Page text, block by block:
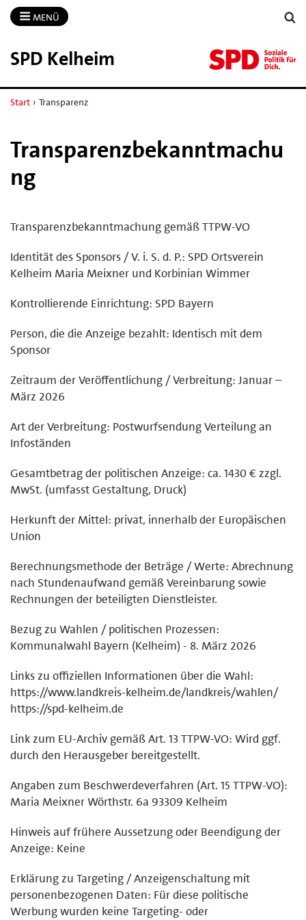
MENÜ
SPD Kelheim
Start › Transparenz
Transparenzbekanntmachu
ng
Transparenzbekanntmachung gemäß TTPW-VO
Identität des Sponsors / V. i. S. d. P.: SPD Ortsverein
Kelheim Maria Meixner und Korbinian Wimmer
Kontrollierende Einrichtung: SPD Bayern
Person, die die Anzeige bezahlt: Identisch mit dem
Sponsor
Zeitraum der Veröffentlichung / Verbreitung: Januar –
März 2026
Art der Verbreitung: Postwurfsendung Verteilung an
Infoständen
Gesamtbetrag der politischen Anzeige: ca. 1430 € zzgl.
MwSt. (umfasst Gestaltung, Druck)
Herkunft der Mittel: privat, innerhalb der Europäischen
Union
Berechnungsmethode der Beträge / Werte: Abrechnung
nach Stundenaufwand gemäß Vereinbarung sowie
Rechnungen der beteiligten Dienstleister.
Bezug zu Wahlen / politischen Prozessen:
Kommunalwahl Bayern (Kelheim) - 8. März 2026
Links zu offiziellen Informationen über die Wahl:
https://www.landkreis-kelheim.de/landkreis/wahlen/
https://spd-kelheim.de
Link zum EU-Archiv gemäß Art. 13 TTPW-VO: Wird ggf.
durch den Herausgeber bereitgestellt.
Angaben zum Beschwerdeverfahren (Art. 15 TTPW-VO):
Maria Meixner Wörthstr. 6a 93309 Kelheim
Hinweis auf frühere Aussetzung oder Beendigung der
Anzeige: Keine
Erklärung zu Targeting / Anzeigenschaltung mit
personenbezogenen Daten: Für diese politische
Werbung wurden keine Targeting- oder